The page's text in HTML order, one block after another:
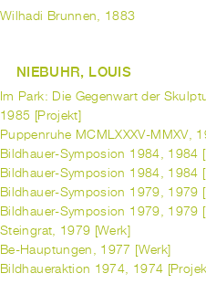
Wilhadi Brunnen, 1883
NIEBUHR, LOUIS
Im Park: Die Gegenwart der
1985 [Projekt]
Puppenruhe MCMLXXXV-MMXV,
Bildhauer-Symposion 1984, 1984
Bildhauer-Symposion 1984, 1984
Bildhauer-Symposion 1979, 1979
Bildhauer-Symposion 1979, 1979
Steingrat, 1979 [Werk]
Be-Hauptungen, 1977 [Werk]
Bildhaueraktion 1974, 1974